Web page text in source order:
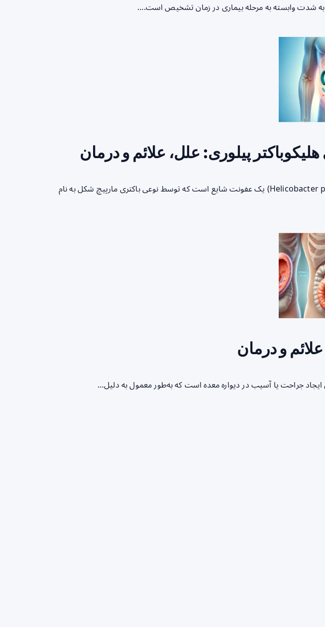
به شدت وابسته به مرحله بیماری در زمان تشخیص است.…
پیلوری: علل، علائم و درمان
عفونت هلیکوباکتر پیلوری (Helicobacter pylori) یک عفونت شایع است که توسط نوعی باکتری مارپیچ شکل به نام
و درمان
ایجاد جراحت یا آسیب در دیواره معده است که به‌طور معمول به دلیل…